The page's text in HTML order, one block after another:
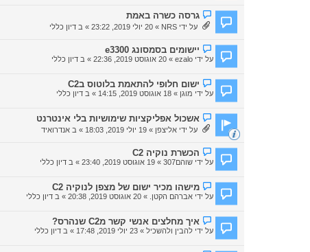
ה
ח
ה
ה
ד
גרסה כשרה באמת
על ידי NRS » 20 יולי 2019, 23:22 » ב דיון כללי
ה
ו
ד
ה
ד
יישומים בסמסונג e3300
על ידי ezalo » 20 אוגוסט 2019, 22:36 » ב דיון כללי
ה
ו
ד
ה
ח
ישום חלופי להתאמת בלוטוס בC2
על ידי מוגן » 18 אוגוסט 2019, 14:15 » ב דיון כללי
ה
ה
ח
ד
אשכול אפליקציות שימושיות בלי אינטרנט
על ידי אליצפן » 19 יולי 2019, 18:03 » ב אנדרואיד
ה
ו
ד
ה
ח
ד
הכשרת נוקיה C2
על ידי שוהם307 » 19 אוגוסט 2019, 23:40 » ב דיון כללי
ה
ו
ד
ה
ח
ד
מישהו מכיר ישום של מצפן לנוקיה C2
על ידי אברהם הקטן. » 20 אוגוסט 2019, 20:38 » ב דיון כללי
ה
ו
ד
איך מחלצים אנשי קשר מC2 שנהרס?
על ידי להבין ולהשכיל » 23 יולי 2019, 17:48 » ב דיון כללי